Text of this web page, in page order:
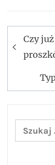
wpisu
Czy
Szukaj: